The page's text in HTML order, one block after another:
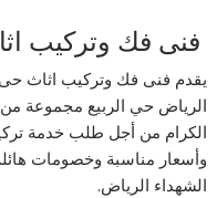
فنى فك وتركيب
يقدم فنى فك وتركيب اثاث
الرياض حي الربيع مجموعة من
الكرام من أجل طلب خدمة
وأسعار مناسبة وخصومات
الشهداء الرياض.